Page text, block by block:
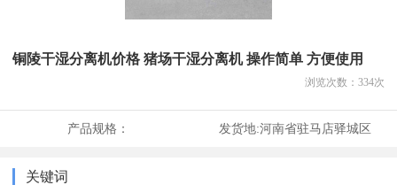
铜陵干湿分离机价格 猪场干湿分离机 操作简单 方便使用
浏览次数： 334次
产品规格： 发货地:河南省驻马店驿城区
关键词